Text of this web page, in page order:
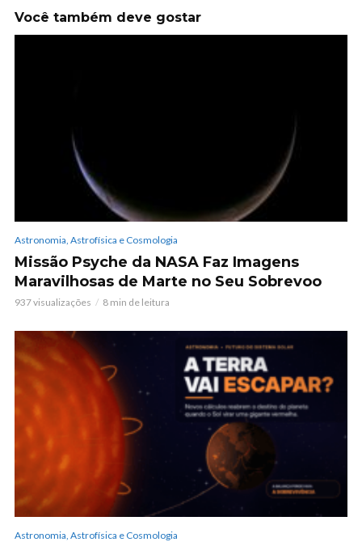
Você também deve gostar
Astronomia, Astrofísica e Cosmologia
Missão Psyche da NASA Faz Imagens
Maravilhosas de Marte no Seu Sobrevoo
937 visualizações 8 min de leitura
Astronomia, Astrofísica e Cosmologia